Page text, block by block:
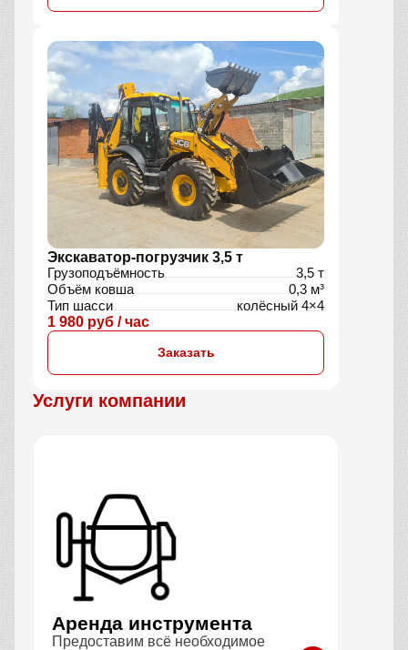
Экскаватор-погрузчик 3,5 т
Грузоподъёмность
3,5 т
Объём ковша
0,3 м³
Тип шасси
колёсный 4×4
1 980 руб / час
Заказать
Услуги компании
Аренда инструмента
Предоставим всё необходимое